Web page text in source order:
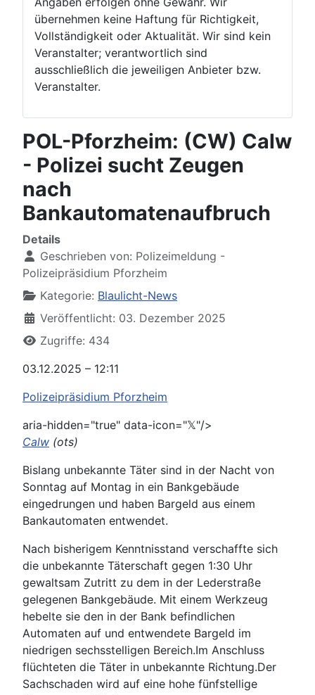
übernehmen keine Haftung für Richtigkeit,
Vollständigkeit oder Aktualität. Wir sind kein
Veranstalter; verantwortlich sind
ausschließlich die jeweiligen Anbieter bzw.
Veranstalter.
POL-Pforzheim: (CW) Calw
- Polizei sucht Zeugen
nach
Bankautomatenaufbruch
Details
Geschrieben von: Polizeimeldung -
Polizeipräsidium Pforzheim
Kategorie: Blaulicht-News
Veröffentlicht: 03. Dezember 2025
Zugriffe: 434
03.12.2025 – 12:11
Polizeipräsidium Pforzheim
aria-hidden="true" data-icon="𝕏"/>
Calw (ots)
Bislang unbekannte Täter sind in der Nacht von
Sonntag auf Montag in ein Bankgebäude
eingedrungen und haben Bargeld aus einem
Bankautomaten entwendet.
Nach bisherigem Kenntnisstand verschaffte sich
die unbekannte Täterschaft gegen 1:30 Uhr
gewaltsam Zutritt zu dem in der Lederstraße
gelegenen Bankgebäude. Mit einem Werkzeug
hebelte sie den in der Bank befindlichen
Automaten auf und entwendete Bargeld im
niedrigen sechsstelligen Bereich.Im Anschluss
flüchteten die Täter in unbekannte Richtung.Der
Sachschaden wird auf eine hohe fünfstellige